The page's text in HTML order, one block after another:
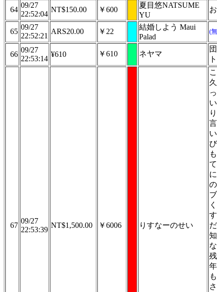
64
09/27
22:52:04
NT$150.00 ￥600
夏目悠NATSUME
YU
65
09/27
22:52:21
ARS20.00 ￥22
結婚しよう Maui
Palad
(
66
09/27
22:53:14
¥610 ￥610 ネヤマ
67
09/27
22:53:39
NT$1,500.00 ￥6006 りすなーのせい